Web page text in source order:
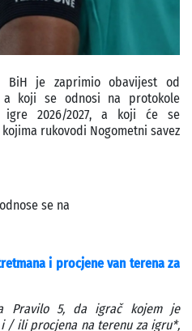
BiH je zaprimio obavijest od
a koji se odnosi na protokole
igre 2026/2027, a koji će se
rukovodi Nogometni savez
se na
i procjene van terena za
Pravilo 5, da igrač kojem je
/ ili procjena na terenu za igru*,